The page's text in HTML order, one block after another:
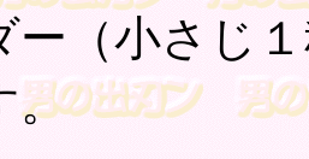
ー（小さじ
。